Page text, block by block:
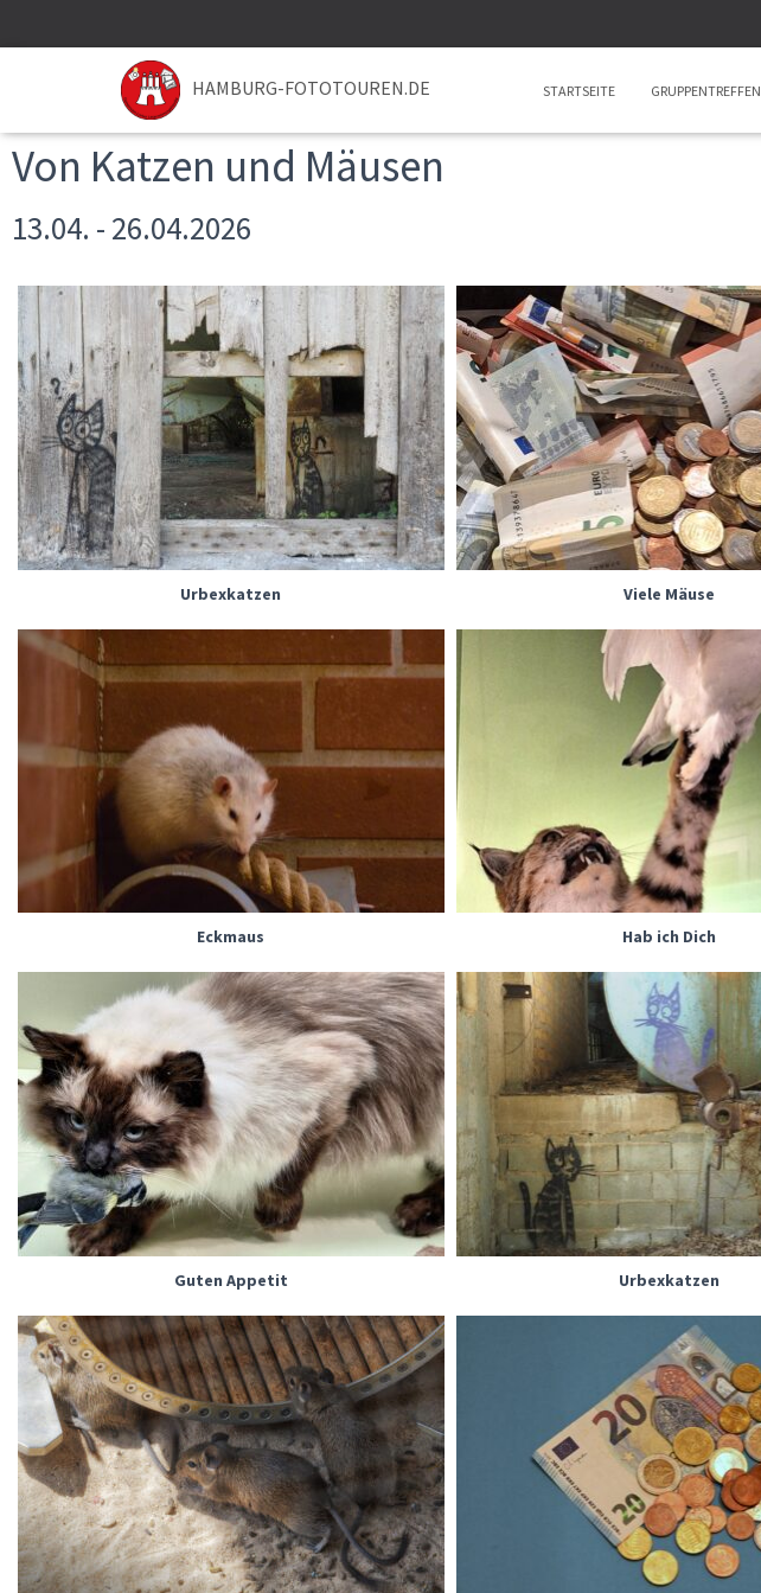
HAMBURG-FOTOTOUREN.DE STARTSEITE GRUPPENTREFFEN
Von Katzen und Mäusen
13.04. - 26.04.2026
Urbexkatzen Viele Mäuse
Eckmaus Hab ich Dich
Guten Appetit Urbexkatzen